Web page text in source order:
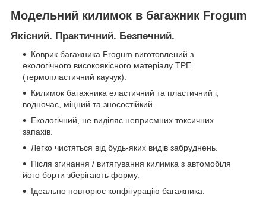
Модельний килимок в багажник Frogum
Якісний. Практичний. Безпечний.
Коврик багажника Frogum виготовлений з
екологічного високоякісного матеріалу TPE
(термопластичний каучук).
Килимок багажника еластичний та пластичний і,
водночас, міцний та зносостійкий.
Екологічний, не виділяє неприємних токсичних
запахів.
Легко чистяться від будь-яких видів забруднень.
Після згинання / витягування килимка з автомобіля
його борти зберігають форму.
Ідеально повторює конфігурацію багажника.